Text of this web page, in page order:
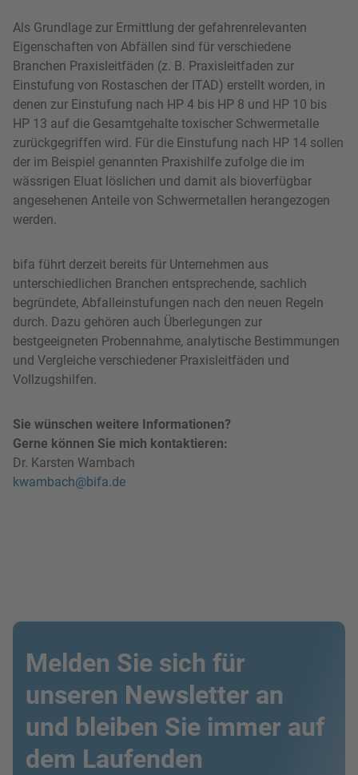
Als Grundlage zur Ermittlung der gefahrenrelevanten
Eigenschaften von Abfällen sind für verschiedene
Branchen Praxisleitfäden (z. B. Praxisleitfaden zur
Einstufung von Rostaschen der ITAD) erstellt worden, in
denen zur Einstufung nach HP 4 bis HP 8 und HP 10 bis
HP 13 auf die Gesamtgehalte toxischer Schwermetalle
zurückgegriffen wird. Für die Einstufung nach HP 14 sollen
der im Beispiel genannten Praxis­hilfe zufolge die im
wässrigen Eluat löslichen und damit als bioverfügbar
angesehenen Anteile von Schwermetallen herangezogen
werden.
bifa führt derzeit bereits für Unternehmen aus
unterschiedlichen Branchen entsprechende, sachlich
begründete, Abfalleinstufungen nach den neuen Regeln
durch. Dazu gehören auch Überlegungen zur
bestgeeigneten Probennahme, analytische Bestimmungen
und Vergleiche verschiedener Praxisleitfäden und
Vollzugshilfen.
Sie wünschen weitere Informationen?
Gerne können Sie mich kontaktieren:
Dr. Karsten Wambach
kwambach@bifa.de
Melden Sie sich für
unseren Newsletter an
und bleiben Sie immer auf
dem Laufenden